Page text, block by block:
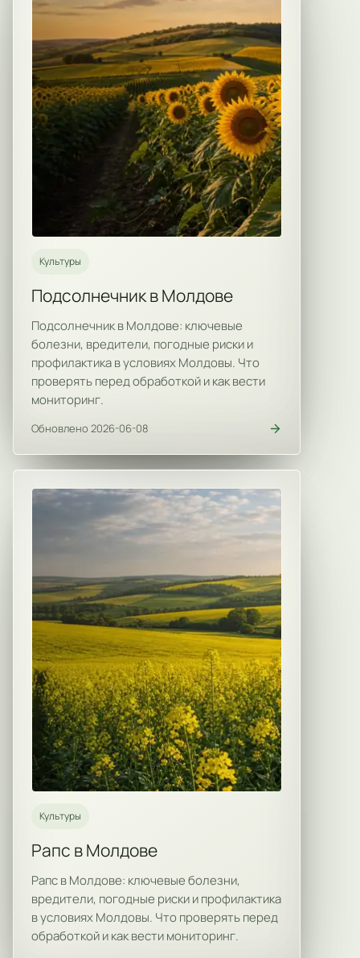
Культуры
Подсолнечник в Молдове
Подсолнечник в Молдове: ключевые
болезни, вредители, погодные риски и
профилактика в условиях Молдовы. Что
проверять перед обработкой и как вести
мониторинг.
Обновлено 2026-06-08
Культуры
Рапс в Молдове
Рапс в Молдове: ключевые болезни,
вредители, погодные риски и профилактика
в условиях Молдовы. Что проверять перед
обработкой и как вести мониторинг.